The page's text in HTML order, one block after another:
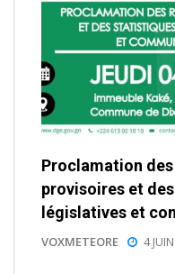
Proclamation
provisoires et
législatives et
VOXMETEORE 4